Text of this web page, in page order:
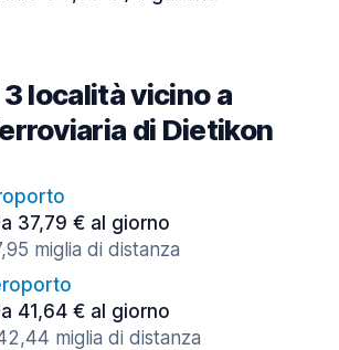
località vicino a
di Dietikon
37,79 € al giorno
miglia di distanza
41,64 € al giorno
miglia di distanza